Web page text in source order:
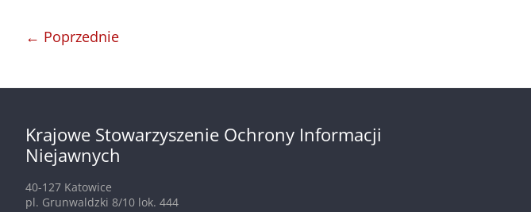
← Poprzednie
Krajowe Stowarzyszenie Ochrony Informacji
Niejawnych
40-127 Katowice
pl. Grunwaldzki 8/10 lok. 444